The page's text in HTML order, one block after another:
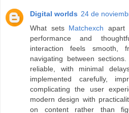
Digital worlds 24 de
What sets Matchexch apart
performance and
interaction feels smooth,
navigating between
reliable, with minimal
implemented carefully,
complicating the user
modern design with
on content rather than